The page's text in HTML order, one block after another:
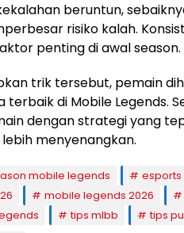
beruntun,
risiko kalah.
penting di awal season.
trik tersebut, pemain
di Mobile Legends.
dengan strategi yang
menyenangkan.
mobile legends
mobile legends 2026
tips mlbb tips